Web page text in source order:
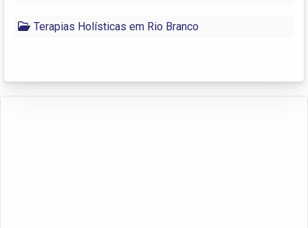
Terapias Holísticas em Rio Branco